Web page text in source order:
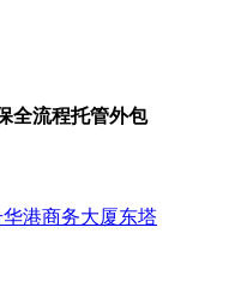
全流程托管外包
港商务大厦东塔